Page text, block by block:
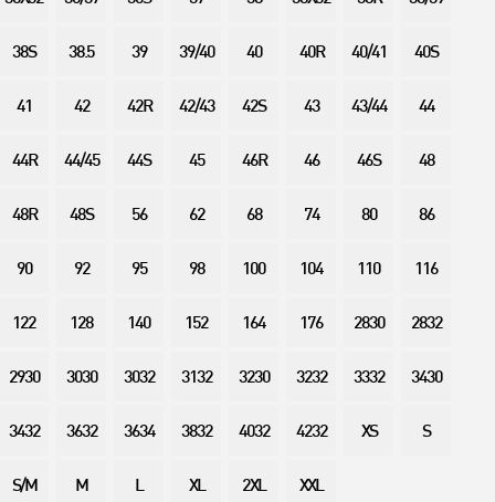
38S 38.5 39 39/40 40 40R 40/41 40S
41 42 42R 42/43 42S 43 43/44 44
44R 44/45 44S 45 46R 46 46S 48
48R 48S 56 62 68 74 80 86
90 92 95 98 100 104 110 116
122 128 140 152 164 176 2830 2832
2930 3030 3032 3132 3230 3232 3332 3430
3432 3632 3634 3832 4032 4232 XS S
S/M M L XL 2XL XXL